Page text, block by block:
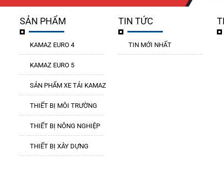
SẢN PHẨM
KAMAZ EURO 4
KAMAZ EURO 5
SẢN PHẨM XE TẢI KAMAZ
THIẾT BỊ MÔI TRƯỜNG
THIẾT BỊ NÔNG NGHIỆP
THIẾT BỊ XÂY DỰNG
TIN TỨC
TIN MỚI NHẤT